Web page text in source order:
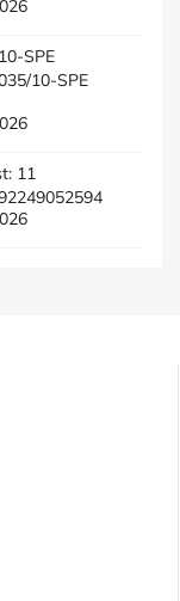
SPE
10-SPE
11